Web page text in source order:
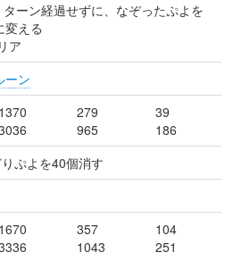
ーン経過せずに、なぞったぷよを
変える
ア
ーン
1370
279
965
39
186
ぷよを40個消す
1670
357
1043
104
251